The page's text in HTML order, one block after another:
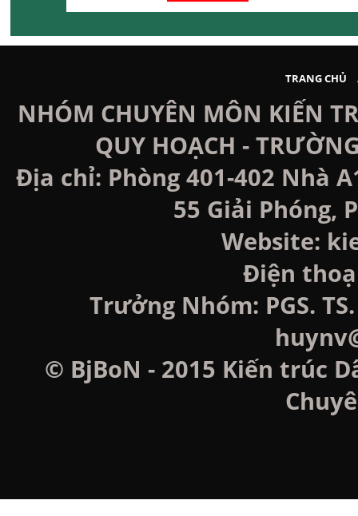
TRANG CHỦ
NHÓM CHUYÊN MÔN KIẾN
QUY HOẠCH -
Địa chỉ: Phòng 401-402 Nhà
55 Giải Phóng,
Website:
Điện
Trưởng Nhóm: PGS.
© BjBoN - 2015 Kiến trúc